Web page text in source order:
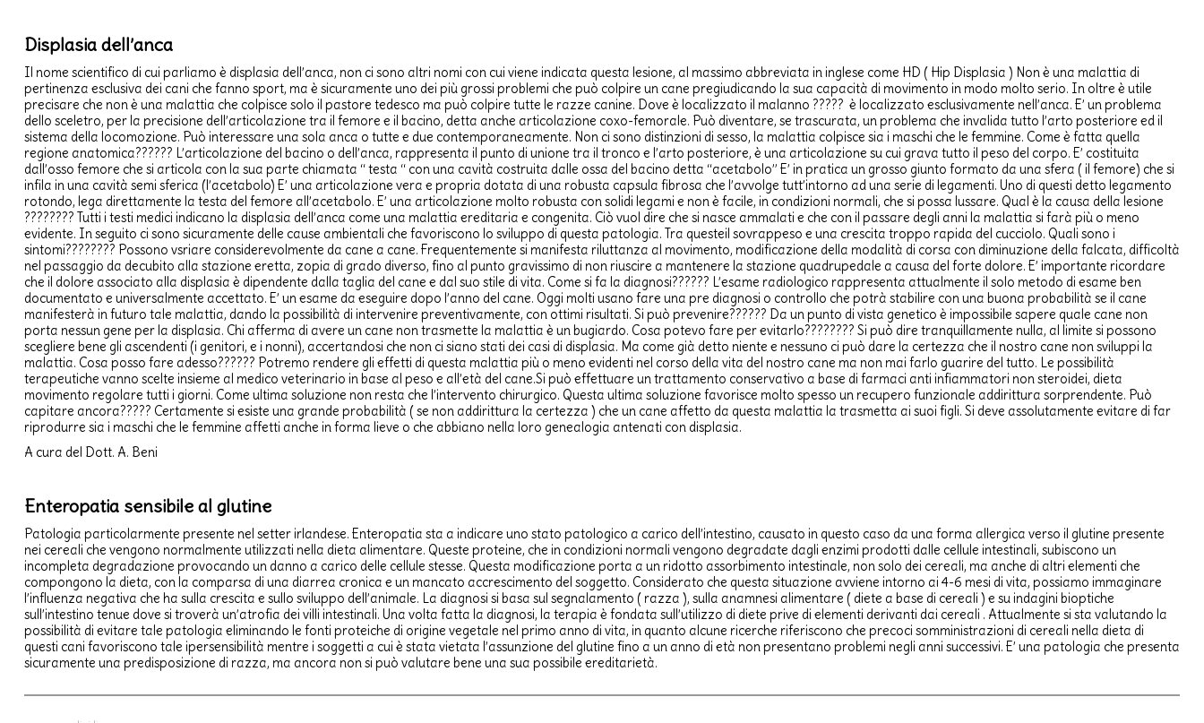
Displasia dell’anca
Il nome scientifico di cui parliamo è displasia dell’anca, non ci sono altri nomi con cui viene indicata questa lesione, al massimo abbreviata in inglese come HD ( Hip Displasia ) Non è una malattia di
pertinenza esclusiva dei cani che fanno sport, ma è sicuramente uno dei più grossi problemi che può colpire un cane pregiudicando la sua capacità di movimento in modo molto serio. In oltre è utile
precisare che non è una malattia che colpisce solo il pastore tedesco ma può colpire tutte le razze canine. Dove è localizzato il malanno ????? è localizzato esclusivamente nell’anca. E’ un problema
dello sceletro, per la precisione dell’articolazione tra il femore e il bacino, detta anche articolazione coxo-femorale. Può diventare, se trascurata, un problema che invalida tutto l’arto posteriore ed il
sistema della locomozione. Può interessare una sola anca o tutte e due contemporaneamente. Non ci sono distinzioni di sesso, la malattia colpisce sia i maschi che le femmine. Come è fatta quella
regione anatomica?????? L’articolazione del bacino o dell’anca, rappresenta il punto di unione tra il tronco e l’arto posteriore, è una articolazione su cui grava tutto il peso del corpo. E’ costituita
dall’osso femore che si articola con la sua parte chiamata “ testa “ con una cavità costruita dalle ossa del bacino detta “acetabolo” E’ in pratica un grosso giunto formato da una sfera ( il femore) che si
infila in una cavità semi sferica (l’acetabolo) E’ una articolazione vera e propria dotata di una robusta capsula fibrosa che l’avvolge tutt’intorno ad una serie di legamenti. Uno di questi detto legamento
rotondo, lega direttamente la testa del femore all’acetabolo. E’ una articolazione molto robusta con solidi legami e non è facile, in condizioni normali, che si possa lussare. Qual è la causa della lesione
???????? Tutti i testi medici indicano la displasia dell’anca come una malattia ereditaria e congenita. Ciò vuol dire che si nasce ammalati e che con il passare degli anni la malattia si farà più o meno
evidente. In seguito ci sono sicuramente delle cause ambientali che favoriscono lo sviluppo di questa patologia. Tra questeil sovrappeso e una crescita troppo rapida del cucciolo. Quali sono i
sintomi???????? Possono vsriare considerevolmente da cane a cane. Frequentemente si manifesta riluttanza al movimento, modificazione della modalità di corsa con diminuzione della falcata, difficoltà
nel passaggio da decubito alla stazione eretta, zopia di grado diverso, fino al punto gravissimo di non riuscire a mantenere la stazione quadrupedale a causa del forte dolore. E’ importante ricordare
che il dolore associato alla displasia è dipendente dalla taglia del cane e dal suo stile di vita. Come si fa la diagnosi?????? L’esame radiologico rappresenta attualmente il solo metodo di esame ben
documentato e universalmente accettato. E’ un esame da eseguire dopo l’anno del cane. Oggi molti usano fare una pre diagnosi o controllo che potrà stabilire con una buona probabilità se il cane
manifesterà in futuro tale malattia, dando la possibilità di intervenire preventivamente, con ottimi risultati. Si può prevenire?????? Da un punto di vista genetico è impossibile sapere quale cane non
porta nessun gene per la displasia. Chi afferma di avere un cane non trasmette la malattia è un bugiardo. Cosa potevo fare per evitarlo???????? Si può dire tranquillamente nulla, al limite si possono
scegliere bene gli ascendenti (i genitori, e i nonni), accertandosi che non ci siano stati dei casi di displasia. Ma come già detto niente e nessuno ci può dare la certezza che il nostro cane non sviluppi la
malattia. Cosa posso fare adesso?????? Potremo rendere gli effetti di questa malattia più o meno evidenti nel corso della vita del nostro cane ma non mai farlo guarire del tutto. Le possibilità
terapeutiche vanno scelte insieme al medico veterinario in base al peso e all’età del cane.Si può effettuare un trattamento conservativo a base di farmaci anti infiammatori non steroidei, dieta
movimento regolare tutti i giorni. Come ultima soluzione non resta che l’intervento chirurgico. Questa ultima soluzione favorisce molto spesso un recupero funzionale addirittura sorprendente. Può
capitare ancora????? Certamente si esiste una grande probabilità ( se non addirittura la certezza ) che un cane affetto da questa malattia la trasmetta ai suoi figli. Si deve assolutamente evitare di far
riprodurre sia i maschi che le femmine affetti anche in forma lieve o che abbiano nella loro genealogia antenati con displasia.
A cura del Dott. A. Beni
Enteropatia sensibile al glutine
Patologia particolarmente presente nel setter irlandese. Enteropatia sta a indicare uno stato patologico a carico dell’intestino, causato in questo caso da una forma allergica verso il glutine presente
nei cereali che vengono normalmente utilizzati nella dieta alimentare. Queste proteine, che in condizioni normali vengono degradate dagli enzimi prodotti dalle cellule intestinali, subiscono un
incompleta degradazione provocando un danno a carico delle cellule stesse. Questa modificazione porta a un ridotto assorbimento intestinale, non solo dei cereali, ma anche di altri elementi che
compongono la dieta, con la comparsa di una diarrea cronica e un mancato accrescimento del soggetto. Considerato che questa situazione avviene intorno ai 4-6 mesi di vita, possiamo immaginare
l’influenza negativa che ha sulla crescita e sullo sviluppo dell’animale. La diagnosi si basa sul segnalamento ( razza ), sulla anamnesi alimentare ( diete a base di cereali ) e su indagini bioptiche
sull’intestino tenue dove si troverà un’atrofia dei villi intestinali. Una volta fatta la diagnosi, la terapia è fondata sull’utilizzo di diete prive di elementi derivanti dai cereali . Attualmente si sta valutando la
possibilità di evitare tale patologia eliminando le fonti proteiche di origine vegetale nel primo anno di vita, in quanto alcune ricerche riferiscono che precoci somministrazioni di cereali nella dieta di
questi cani favoriscono tale ipersensibilità mentre i soggetti a cui è stata vietata l’assunzione del glutine fino a un anno di età non presentano problemi negli anni successivi. E’ una patologia che presenta
sicuramente una predisposizione di razza, ma ancora non si può valutare bene una sua possibile ereditarietà.